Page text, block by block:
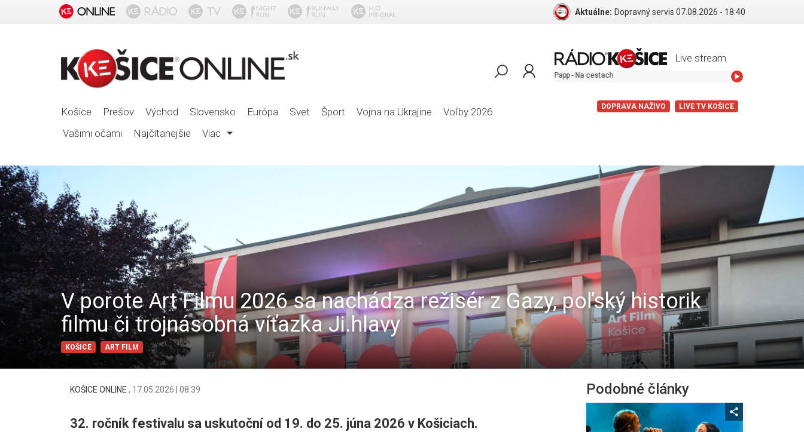
Aktuálne: Dopravný servis 07.08.2026 - 18:40
Košice Prešov Východ Slovensko Európa Svet Šport Vojna na Ukrajine
Voľby 2026
Vašimi očami
Najčítanejšie Viac
Live stream
Bystrik a Robo Papp - Na cestach
DOPRAVA NAŽIVO LIVE TV KOŠICE
V porote Art Filmu 2026 sa nachádza režisér z Gazy, poľský historik
filmu či trojnásobná víťazka Ji.hlavy
KOŠICE ART FILM
KOŠICE ONLINE , 17.05.2026 | 08:39
32. ročník festivalu sa uskutoční od 19. do 25. júna 2026 v Košiciach.
Podobné články